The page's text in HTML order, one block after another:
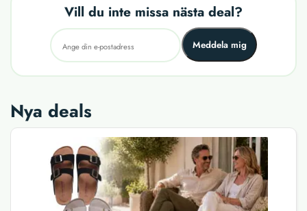
Vill du inte missa nästa deal?
Meddela mig
Nya deals